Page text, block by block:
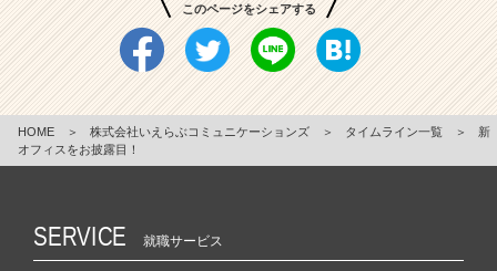
このページをシェアする
HOME ＞ 株式会社いえらぶコミュニケーションズ ＞ タイムライン一覧 ＞
新
オフィスをお披露目！
SERVICE 就職サービス